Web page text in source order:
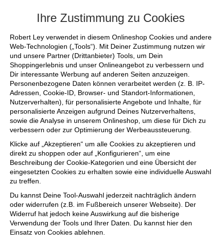
Ihre Zustimmung zu Cookies
Robert Ley verwendet in diesem Onlineshop Cookies und andere
Web-Technologien („Tools“). Mit Deiner Zustimmung nutzen wir
und unsere Partner (Drittanbieter) Tools, um Dein
Shoppingerlebnis und unser Onlineangebot zu verbessern und
Dir interessante Werbung auf anderen Seiten anzuzeigen.
Personenbezogene Daten können verarbeitet werden (z. B. IP-
Adressen, Cookie-ID, Browser- und Standort-Informationen,
Nutzerverhalten), für personalisierte Angebote und Inhalte, für
personalisierte Anzeigen aufgrund Deines Nutzerverhaltens,
sowie die Analyse in unserem Onlineshop, um diese für Dich zu
verbessern oder zur Optimierung der Werbeaussteuerung.
Klicke auf „Akzeptieren“ um alle Cookies zu akzeptieren und
direkt zu shoppen oder auf „Konfigurieren“, um eine
Beschreibung der Cookie-Kategorien und eine Übersicht der
eingesetzten Cookies zu erhalten sowie eine individuelle Auswahl
zu treffen.
Du kannst Deine Tool-Auswahl jederzeit nachträglich ändern
oder widerrufen (z.B. im Fußbereich unserer Webseite). Der
Widerruf hat jedoch keine Auswirkung auf die bisherige
Verwendung der Tools und Ihrer Daten. Du kannst hier den
Einsatz von Cookies ablehnen.